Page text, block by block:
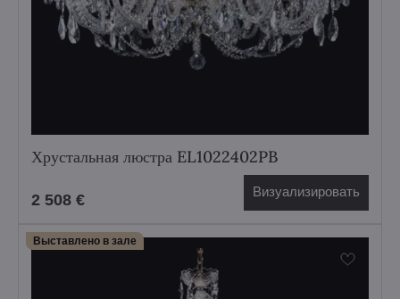
Хрустальная люстра EL1022402PB
2 508 € Визуализировать
Выставлено в зале